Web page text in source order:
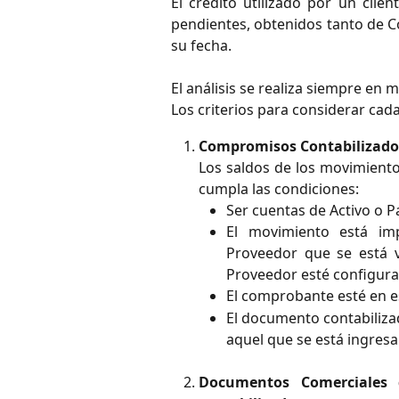
pendientes, obtenidos tanto de
su fecha.
El análisis se realiza siempre en
Los criterios para considerar
Compromisos
Los saldos de los
cumpla las condiciones:
Ser cuentas de Activo o
El movimiento está
Proveedor que se está
Proveedor esté
El comprobante esté en
El documento
aquel que se está
Documentos